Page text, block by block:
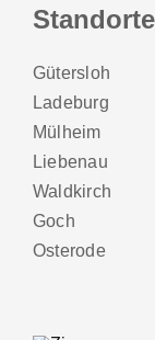
Standorte
Gütersloh
Ladeburg
Mülheim
Liebenau
Waldkirch
Goch
Osterode